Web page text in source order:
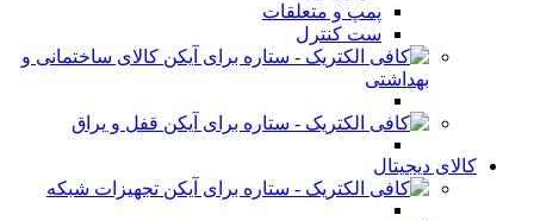
پمپ و متعلقات
ست کنترل
کالای ساختمانی و
بهداشتی
قفل و یراق
کالای دیجیتال
تجهیزات شبکه